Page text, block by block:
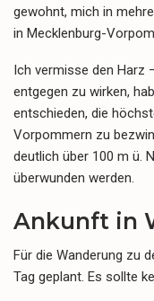
gewohnt, mich in
in Mecklenburg-
Ich vermisse den Harz
entgegen zu wirken,
entschieden, die
Vorpommern zu
deutlich über 100 m ü.
überwunden werden.
Ankunft in
Für die Wanderung zu
Tag geplant. Es sollte